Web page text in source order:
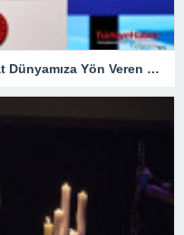
‘Necip Fazıl Ödülleri, Kültür-Sanat Dünyamıza Yön Veren Etkinliklerdendir’ – Kültür Sanat & Sinema